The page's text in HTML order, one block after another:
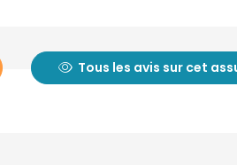
Tous les avis sur cet